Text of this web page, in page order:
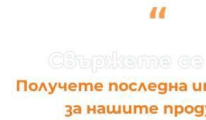
“
Получете последна
за нашите